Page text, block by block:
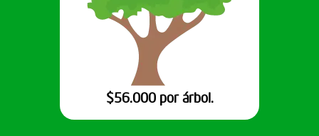
$56.000 por árbol.